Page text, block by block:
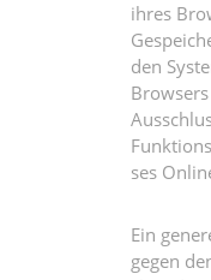
ihres
den
ses
Ein
gegen